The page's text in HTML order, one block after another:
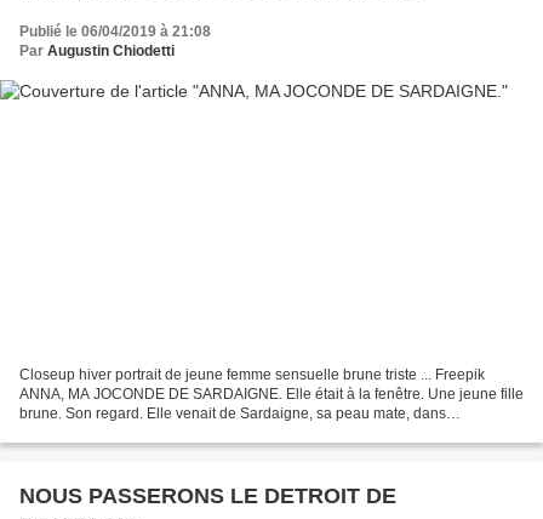
Publié le 06/04/2019 à 21:08
Par Augustin Chiodetti
Closeup hiver portrait de jeune femme sensuelle brune triste ... Freepik
ANNA, MA JOCONDE DE SARDAIGNE. Elle était à la fenêtre. Une jeune fille
brune. Son regard. Elle venait de Sardaigne, sa peau mate, dans
NOUS PASSERONS LE DETROIT DE